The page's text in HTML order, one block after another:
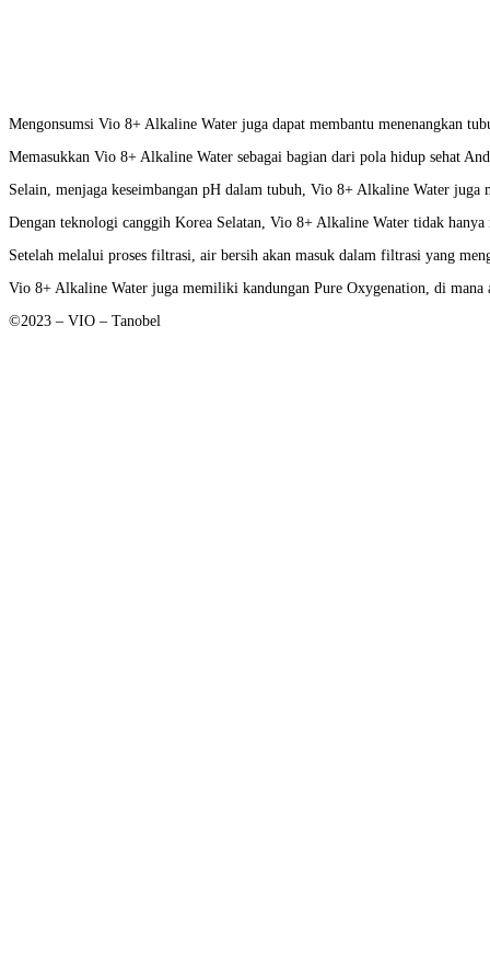
Mengonsumsi Vio 8+ Alkaline Water juga dapat membantu menenangkan
Memasukkan Vio 8+ Alkaline Water sebagai bagian dari pola hidup sehat
Selain, menjaga keseimbangan pH dalam tubuh, Vio 8+ Alkaline Water
Dengan teknologi canggih Korea Selatan, Vio 8+ Alkaline Water tidak
Setelah melalui proses filtrasi, air bersih akan masuk dalam filtrasi yang
Vio 8+ Alkaline Water juga memiliki kandungan Pure Oxygenation, di
©2023 – VIO – Tanobel